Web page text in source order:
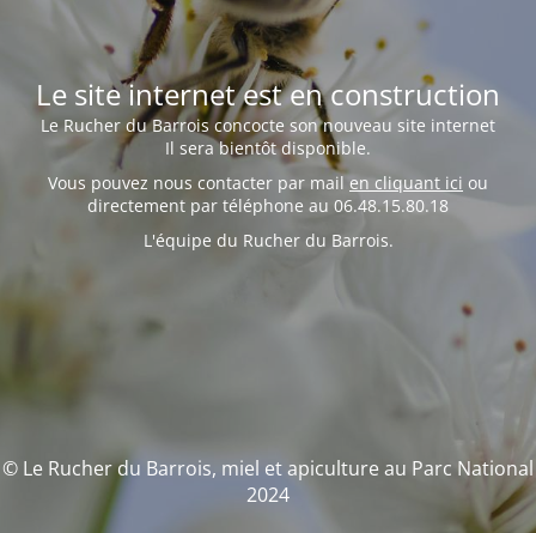
Le site internet est en construction
Le Rucher du Barrois concocte son nouveau site internet
Il sera bientôt disponible.
Vous pouvez nous contacter par mail en cliquant ici ou
directement par téléphone au 06.48.15.80.18
L'équipe du Rucher du Barrois.
© Le Rucher du Barrois, miel et apiculture au Parc National
2024